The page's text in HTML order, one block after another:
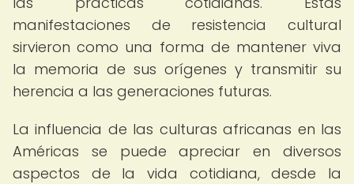
manifestaciones de resistencia cultural
sirvieron como una forma de mantener viva
la memoria de sus orígenes y transmitir su
herencia a las generaciones futuras.
La influencia de las culturas africanas en las
Américas se puede apreciar en diversos
aspectos de la vida cotidiana, desde la